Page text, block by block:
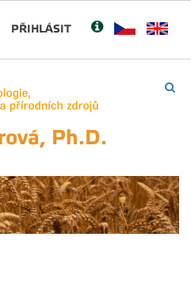
PŘIHLÁSIT
Ph.D.